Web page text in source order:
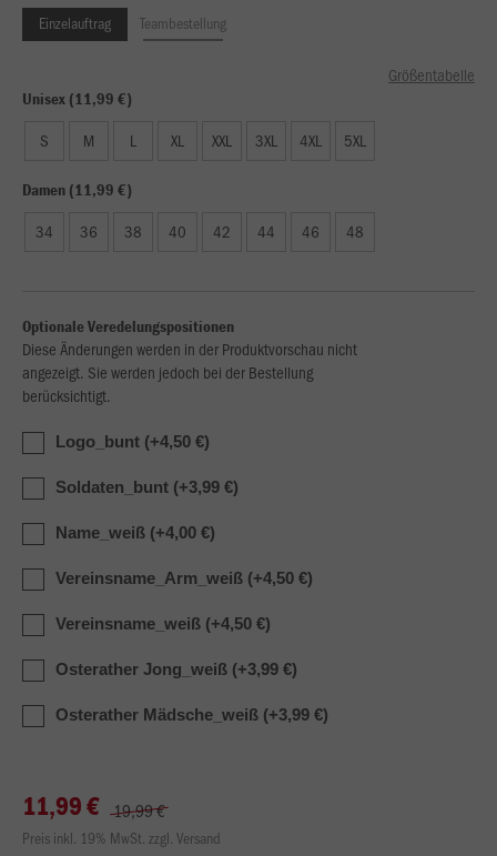
Einzelauftrag Teambestellung
Größentabelle
Unisex (11,99 €)
S M L XL XXL 3XL 4XL 5XL
Damen (11,99 €)
34 36 38 40 42 44 46 48
Optionale Veredelungspositionen
Diese Änderungen werden in der Produktvorschau nicht
angezeigt. Sie werden jedoch bei der Bestellung
berücksichtigt.
Logo_bunt (+4,50 €)
Soldaten_bunt (+3,99 €)
Name_weiß (+4,00 €)
Vereinsname_Arm_weiß (+4,50 €)
Vereinsname_weiß (+4,50 €)
Osterather Jong_weiß (+3,99 €)
Osterather Mädsche_weiß (+3,99 €)
11,99 € 19,99 €
Preis inkl. 19% MwSt. zzgl. Versand